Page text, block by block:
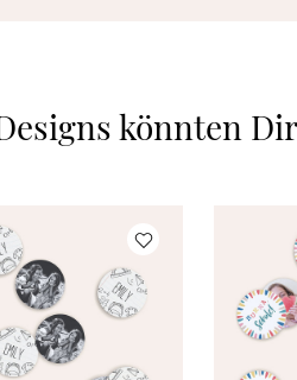
könnten